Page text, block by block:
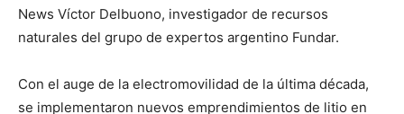
News Víctor Delbuono, investigador de recursos
naturales del grupo de expertos argentino Fundar.
Con el auge de la electromovilidad de la última década,
se implementaron nuevos emprendimientos de litio en